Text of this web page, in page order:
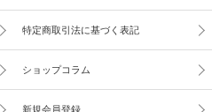
特定商取引法に基づく表記
ショップコラム
新規会員登録